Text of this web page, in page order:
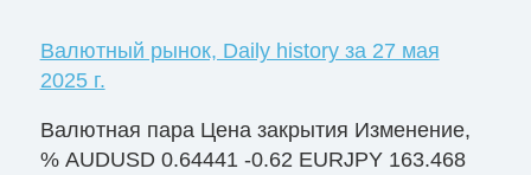
Валютный рынок, Daily history за 27 мая
2025 г.
Валютная пара Цена закрытия Изменение,
% AUDUSD 0.64441 -0.62 EURJPY 163.468